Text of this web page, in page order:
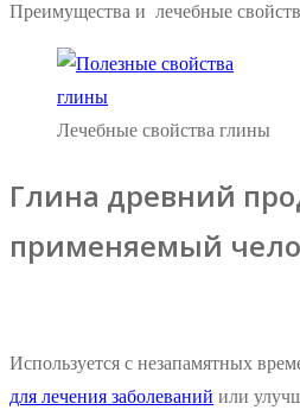
Преимущества и лечебные
Лечебные свойства глины
Глина древний
применяемый
Используется с незапамятных
для лечения заболеваний или